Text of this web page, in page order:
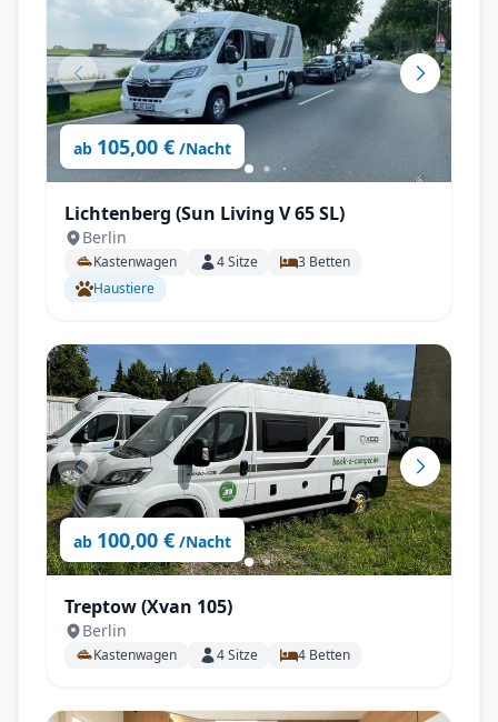
ab 105,00 € /Nacht
Lichtenberg (Sun Living V 65 SL)
Berlin
Kastenwagen 4Sitze 3 Betten
Haustiere
ab 100,00 € /Nacht
Treptow (Xvan 105)
Berlin
Kastenwagen 4Sitze 4 Betten